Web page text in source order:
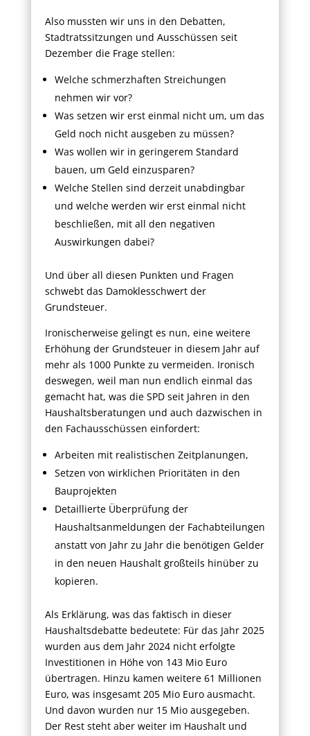
Also mussten wir uns in den Debatten,
Stadtratssitzungen und Ausschüssen seit
Dezember die Frage stellen:
Welche schmerzhaften Streichungen
nehmen wir vor?
Was setzen wir erst einmal nicht um, um das
Geld noch nicht ausgeben zu müssen?
Was wollen wir in geringerem Standard
bauen, um Geld einzusparen?
Welche Stellen sind derzeit unabdingbar
und welche werden wir erst einmal nicht
beschließen, mit all den negativen
Auswirkungen dabei?
Und über all diesen Punkten und Fragen
schwebt das Damoklesschwert der
Grundsteuer.
Ironischerweise gelingt es nun, eine weitere
Erhöhung der Grundsteuer in diesem Jahr auf
mehr als 1000 Punkte zu vermeiden. Ironisch
deswegen, weil man nun endlich einmal das
gemacht hat, was die SPD seit Jahren in den
Haushaltsberatungen und auch dazwischen in
den Fachausschüssen einfordert:
Arbeiten mit realistischen Zeitplanungen,
Setzen von wirklichen Prioritäten in den
Bauprojekten
Detaillierte Überprüfung der
Haushaltsanmeldungen der Fachabteilungen
anstatt von Jahr zu Jahr die benötigen Gelder
in den neuen Haushalt großteils hinüber zu
kopieren.
Als Erklärung, was das faktisch in dieser
Haushaltsdebatte bedeutete: Für das Jahr 2025
wurden aus dem Jahr 2024 nicht erfolgte
Investitionen in Höhe von 143 Mio Euro
übertragen. Hinzu kamen weitere 61 Millionen
Euro, was insgesamt 205 Mio Euro ausmacht.
Und davon wurden nur 15 Mio ausgegeben.
Der Rest steht aber weiter im Haushalt und